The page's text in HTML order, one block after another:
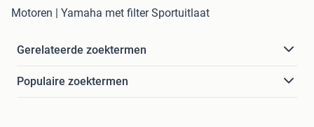
Motoren | Yamaha met filter Sportuitlaat
Gerelateerde zoektermen
Populaire zoektermen